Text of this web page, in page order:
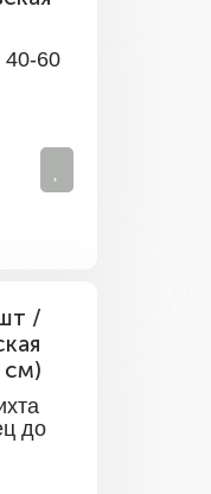
40-60
до